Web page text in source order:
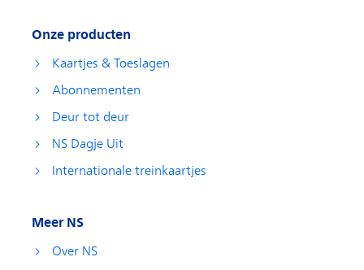
Onze producten
Kaartjes & Toeslagen
Abonnementen
Deur tot deur
NS Dagje Uit
Internationale treinkaartjes
Meer NS
Over NS